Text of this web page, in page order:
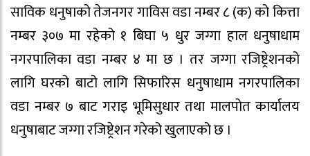
साविक धनुषाको तेजनगर गाविस वडा नम्बर ८ (क) को कित्ता
नम्बर ३०७ मा रहेको १ बिघा ५ धुर जग्गा हाल धनुषाधाम
नगरपालिका वडा नम्बर ४ मा छ । तर जग्गा रजिष्ट्रेशनको
लागि घरको बाटो लागि सिफारिस धनुषाधाम नगरपालिका
वडा नम्बर ७ बाट गराइ भूमिसुधार तथा मालपोत कार्यालय
धनुषाबाट जग्गा रजिष्ट्रेशन गरेको खुलाएको छ ।